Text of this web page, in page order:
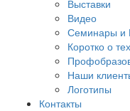
Выставки
Видео
Семинары и
Коротко о
Наши
Логотипы
Контакты